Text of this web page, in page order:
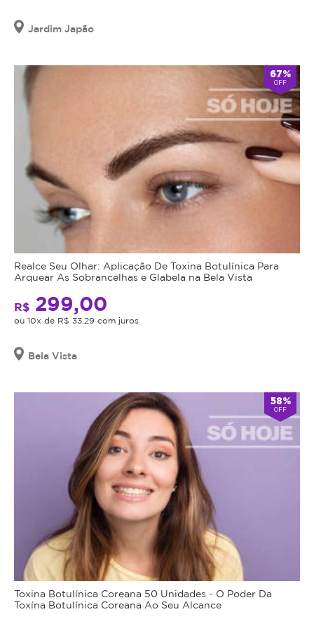
Jardim Japão
67%
OFF
Realce Seu Olhar: Aplicação De Toxina Botulínica Para
Arquear As Sobrancelhas e Glabela na Bela Vista
R$ 299,00
ou 10x de R$ 33,29 com juros
Bela Vista
58%
OFF
Toxina Botulínica Coreana 50 Unidades - O Poder Da
Toxína Botulínica Coreana Ao Seu Alcance